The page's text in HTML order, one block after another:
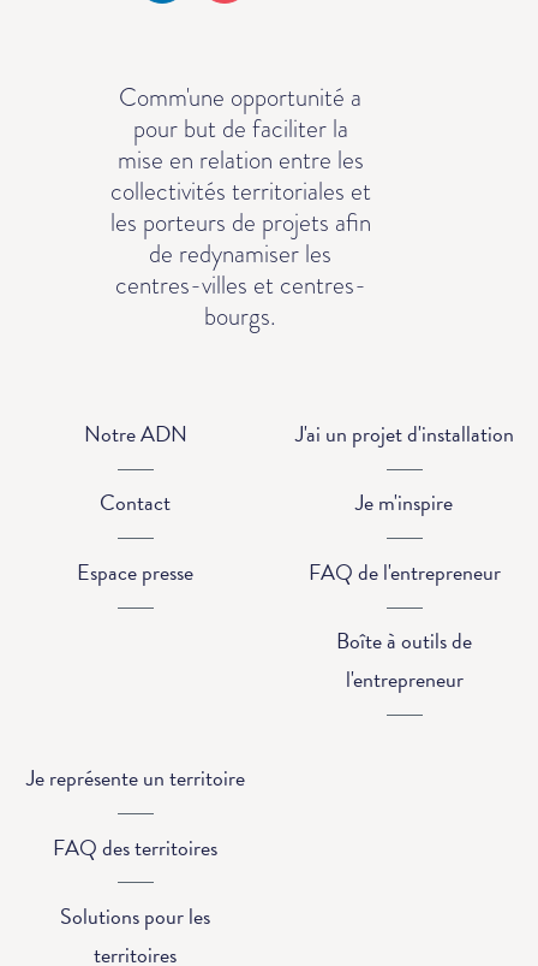
Comm'une opportunité a
pour but de faciliter la
mise en relation entre les
collectivités territoriales et
les porteurs de projets afin
de redynamiser les
centres-villes et centres-
bourgs.
Notre ADN
Contact
Espace presse
J'ai un projet d'installation
Je m'inspire
FAQ de l'entrepreneur
Boîte à outils de
l'entrepreneur
Je représente un territoire
FAQ des territoires
Solutions pour les
territoires